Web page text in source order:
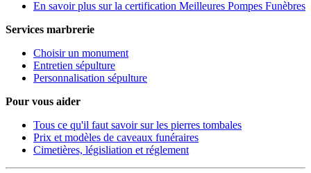
En savoir plus sur la certification Meilleures Pompes Funèbres
Services marbrerie
Choisir un monument
Entretien sépulture
Personnalisation sépulture
Pour vous aider
Tous ce qu'il faut savoir sur les pierres tombales
Prix et modèles de caveaux funéraires
Cimetières, législiation et réglement